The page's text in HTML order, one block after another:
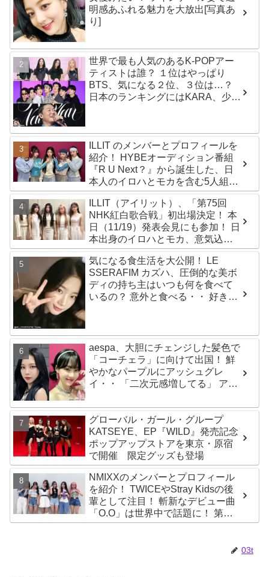
明感あふれる魅力を大放出[写真あ
り]
世界で最も人気のあるK-POPアー
ティストは誰？ １位はやっぱり
BTS、気になる２位、３位は…？
日本のランキングにはKARA、少女
ILLIT のメンバーとプロフィールを
紹介！ HYBEオーディション番組
『R U Next？』から誕生した、日
本人のイロハとモカを含む5人組ガ
ールズグループ！ デビュー曲
「Magnetic」がいきなりの大ヒッ
ト
ILLIT（アイリット）、「第75回
NHK紅白歌合戦」初出場決定！ 本
日（11/19）発表会見にも参加！ 日
本出身のイロハとモカ、意気込み
を語る「ずっと夢見てたステー
ジ…嬉しくて光栄」
気になる食生活を大公開！ LE
SSERAFIM カズハ、圧倒的な美ボ
ディの持ち主はいつも何を食べて
いるの？ 意外と食べる・・ 好きな
aespa、大胆にチェンジした髪色で
「コーチェラ」に向けて出国！ 鮮
やかなパープルにアッシュグレ
イ・・ 「二次元感増してる」 アバ
グローバル・ガール・グループ
KATSEYE、EP『WILD』発売記念
ポップアップストアを東京・原宿
で開催 限定グッズも登場
NMIXXのメンバーとプロフィール
を紹介！ TWICEやStray Kidsの後
輩として注目！ 斬新なデビュー曲
「O.O」は世界中で話題に！ 第４
世代を代表する美女ソリュンをは
03t